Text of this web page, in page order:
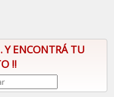
Y ENCONTRÁ TU
!!